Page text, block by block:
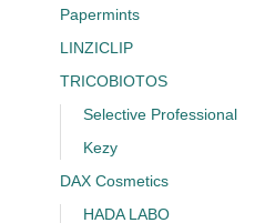
Papermints
LINZICLIP
TRICOBIOTOS
Selective Professional
Kezy
DAX Cosmetics
HADA LABO